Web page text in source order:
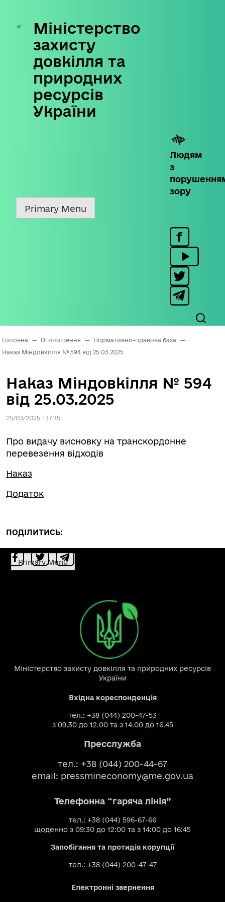
Skip
content
Міністерство
захисту
довкілля та
природних
ресурсів
України
Людям
з
зору
Primary Menu
Головна — Оголошення — Нормативно-правова база
—
Наказ Міндовкілля № 594 від 25.03.2025
Наказ Міндовкілля № 594
від 25.03.2025
25/03/2025 : 17:15
Про видачу висновку на транскордонне
перевезення відходів
Наказ
Додаток
ПОДІЛИТИСЬ:
Primary Menu
Міністерство захисту довкілля та природних ресурсів
України
Вхідна кореспонденція
тел.: +38 (044) 200-47-53
з 09.30 до 12.00 та з 14.00 до 16.45
Пресслужба
тел.: +38 (044) 200-44-67
email: pressmineconomy@me.gov.ua
Телефонна “гаряча лінія”
тел.: +38 (044) 596-67-66
щоденно з 09:30 до 12:00 та з 14:00 до 16:45
Запобігання та протидія корупції
тел.: +38 (044) 200-47-47
Електронні звернення